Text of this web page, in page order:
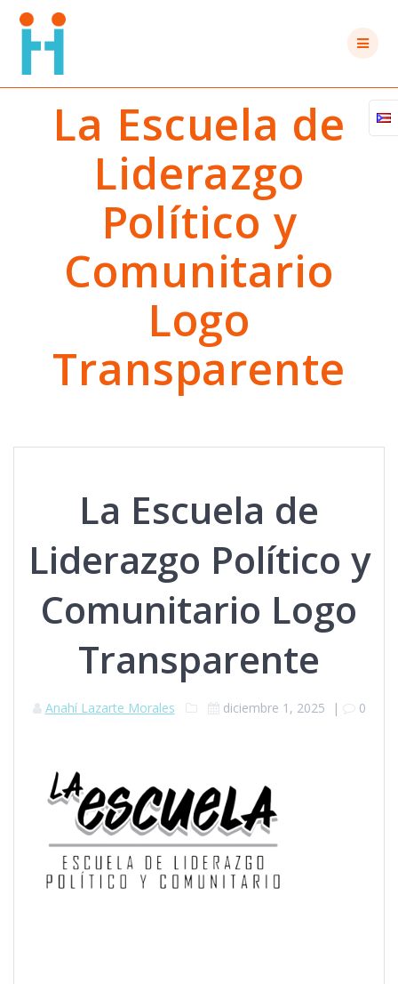
La Escuela de
Liderazgo
Político y
Comunitario
Logo
Transparente
La Escuela de
Liderazgo Político y
Comunitario Logo
Transparente
Anahí Lazarte Morales diciembre 1, 2025 | 0